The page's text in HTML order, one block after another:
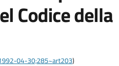
Codice della
04-30;285~art203)